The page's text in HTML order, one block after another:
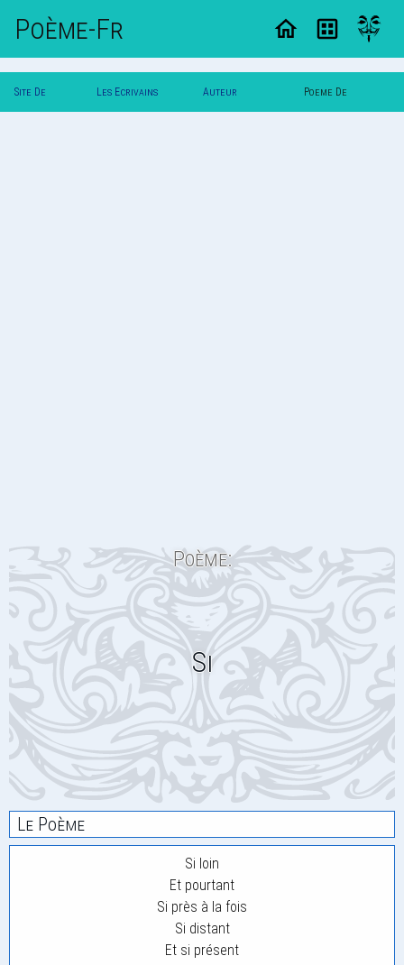
Poème-Fr
Site De Les Ecrivains Auteur Poeme De
Poème:
Si
Le Poème
Si loin
Et pourtant
Si près à la fois
Si distant
Et si présent